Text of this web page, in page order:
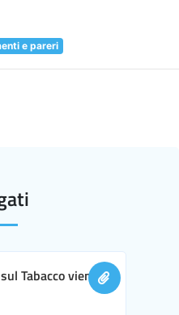
e pareri
Tabacco viene